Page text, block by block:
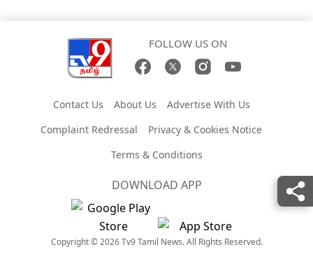
FOLLOW US ON
Contact Us About Us
Advertise With Us
Complaint Redressal
Privacy & Cookies Notice
Terms & Conditions
DOWNLOAD APP
Copyright © 2026 Tv9 Tamil News. All Rights Reserved.